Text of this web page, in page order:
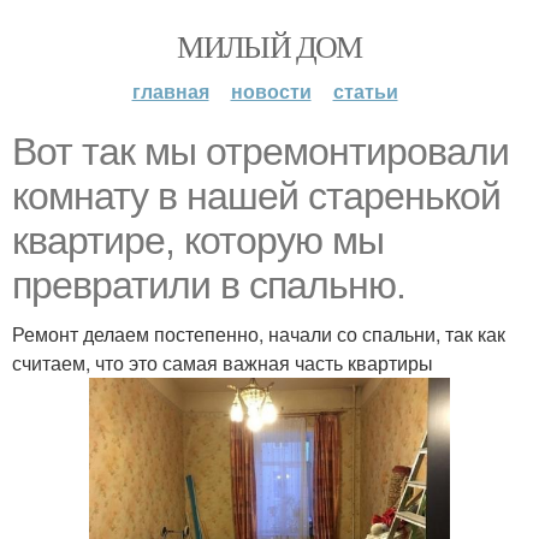
МИЛЫЙ ДОМ
главная новости статьи
Вот так мы отремонтировали
комнату в нашей старенькой
квартире, которую мы
превратили в спальню.
Ремонт делаем постепенно, начали со спальни, так как
считаем, что это самая важная часть квартиры